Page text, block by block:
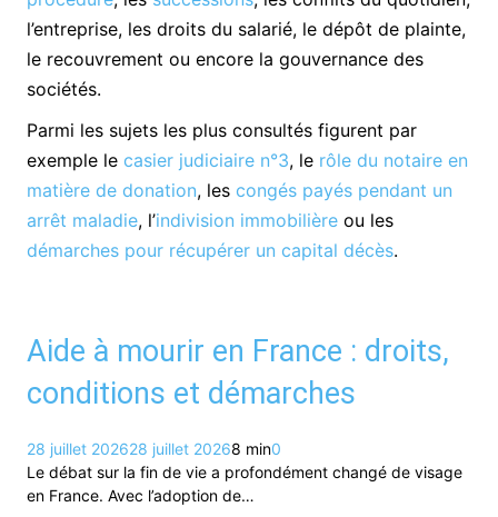
l’entreprise, les droits du salarié, le dépôt de plainte,
le recouvrement ou encore la gouvernance des
sociétés.
Parmi les sujets les plus consultés figurent par
exemple le casier judiciaire n°3, le rôle du notaire en
matière de donation, les congés payés pendant un
arrêt maladie, l’indivision immobilière ou les
démarches pour récupérer un capital décès.
Aide à mourir en France : droits,
conditions et démarches
28 juillet 202628 juillet 20268 min0
Le débat sur la fin de vie a profondément changé de visage
en France. Avec l’adoption de…